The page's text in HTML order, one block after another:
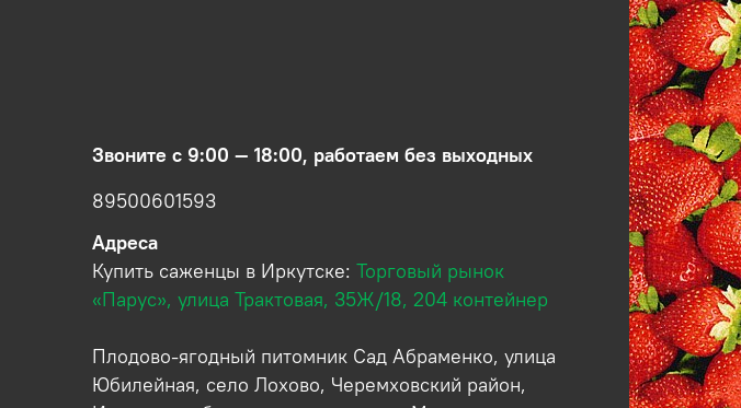
Звоните с 9:00 — 18:00, работаем без выходных
89500601593
Адреса
Купить саженцы в Иркутске: Торговый рынок
«Парус», улица Трактовая, 35Ж/18, 204 контейнер
Плодово-ягодный питомник Сад Абраменко, улица
Юбилейная, село Лохово, Черемховский район,